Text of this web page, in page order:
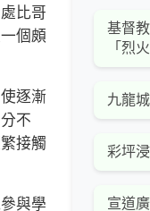
比哥
個頗
逐漸
不
接觸
與學
基督
「烈
九龍
彩坪
宣道